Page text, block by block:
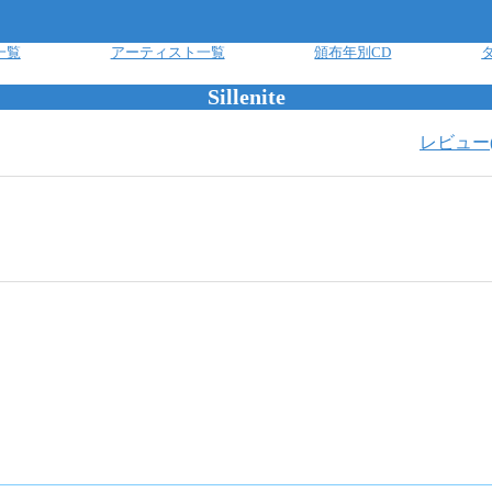
覧 アーティスト一覧 頒布年別CD
Sillenite
レビュ